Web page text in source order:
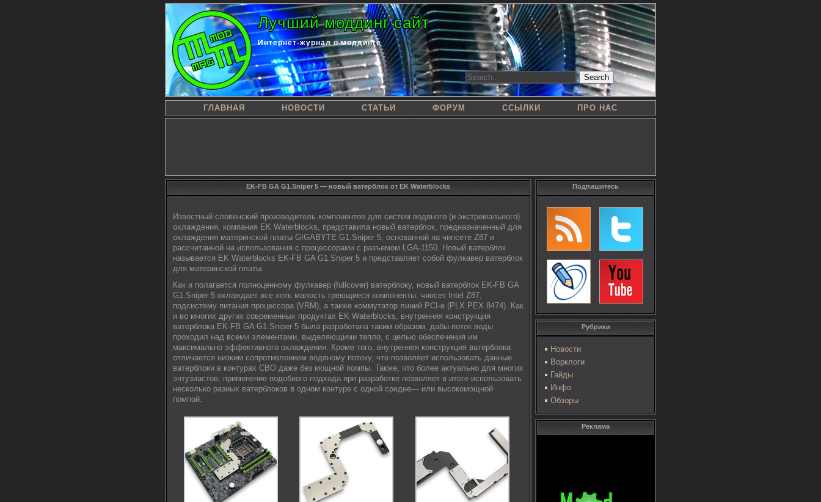
Лучший моддинг сайт
Интернет-журнал о моддинге
Search
ГЛАВНАЯ НОВОСТИ СТАТЬИ ФОРУМ ССЫЛКИ ПРО НАС
Подпишитесь
Рубрики
Новости
Ворклоги
Гайды
Инфо
Обзоры
Реклама
EK-FB GA G1.Sniper 5 — новый ватерблок от EK Waterblocks
Известный словенский производитель компонентов для систем водяного (и экстремального)
охлаждения, компания EK Waterblocks, представила новый ватерблок, предназначенный для
охлаждения материнской платы GIGABYTE G1.Sniper 5, основанной на чипсете Z87 и
рассчитанной на использования с процессорами с разъемом LGA-1150. Новый ватерблок
называется EK Waterblocks EK-FB GA G1.Sniper 5 и представляет собой фулкавер ватерблок
для материнской платы.
Как и полагается полноценному фулкавер (fullcover) ватерблоку, новый ватерблок EK-FB GA
G1.Sniper 5 охлаждает все хоть малость греющиеся компоненты: чипсет Intel Z87,
подсистему питания процессора (VRM), а также коммутатор линий PCI-e (PLX PEX 8474). Как
и во многих других современных продуктах EK Waterblocks, внутренняя конструкция
ватерблока EK-FB GA G1.Sniper 5 была разработана таким образом, дабы поток воды
проходил над всеми элементами, выделяющими тепло, с целью обеспечения им
максимально эффективного охлаждения. Кроме того, внутренняя конструкция ватерблока
отличается низким сопротивлением водяному потоку, что позволяет использовать данные
ватерблоки в контурах СВО даже без мощной помпы. Также, что более актуально для многих
энтузиастов, применение подобного подхода при разработке позволяет в итоге использовать
несколько разных ватерблоков в одном контуре с одной средне— или высокомощной
помпой.